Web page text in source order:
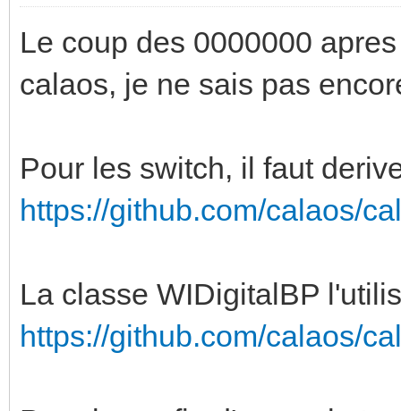
Le coup des 0000000
calaos, je ne sais pas
Pour les switch, il faut
https://github.com/calaos/
La classe WIDigitalBP
https://github.com/calaos/